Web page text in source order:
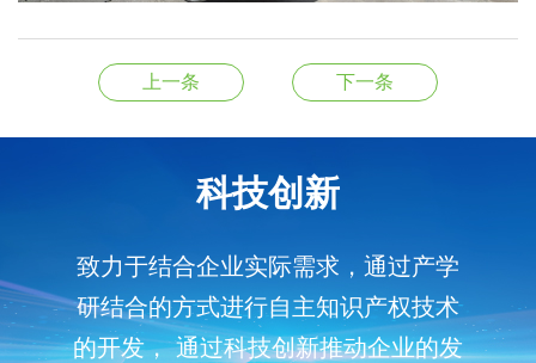
上一条 下一条
科技创新
致力于结合企业实际需求，通过产学
研结合的方式进行自主知识产权技术
的开发， 通过科技创新推动企业的发